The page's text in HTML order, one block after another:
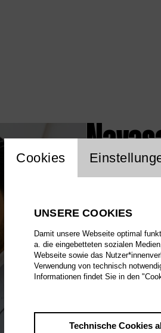
Einstellung
Cookies
UNSERE COOKIES
Damit unsere Webseite optimal
a. die eingebetteten sozialen
Webseite sowie das
Verwendung von technisch
Informationen findet Sie in den
Technische Cookies